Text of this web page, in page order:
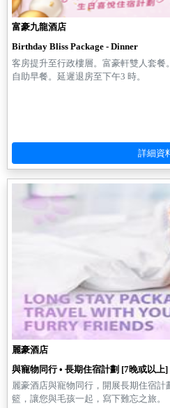
富豪九龍酒店
Birthday Bliss Package - Dinner
客房提升至行政樓層。富豪軒雙人套餐
自助早餐。延遲退房至下午3 時。
麗豪酒店
與寵物同行 • 長期住宿計劃 [7晚或以上]
麗豪酒店與寵物同行，開展長期住宿
籃，讓您與毛孩一起，寫下難忘之旅。